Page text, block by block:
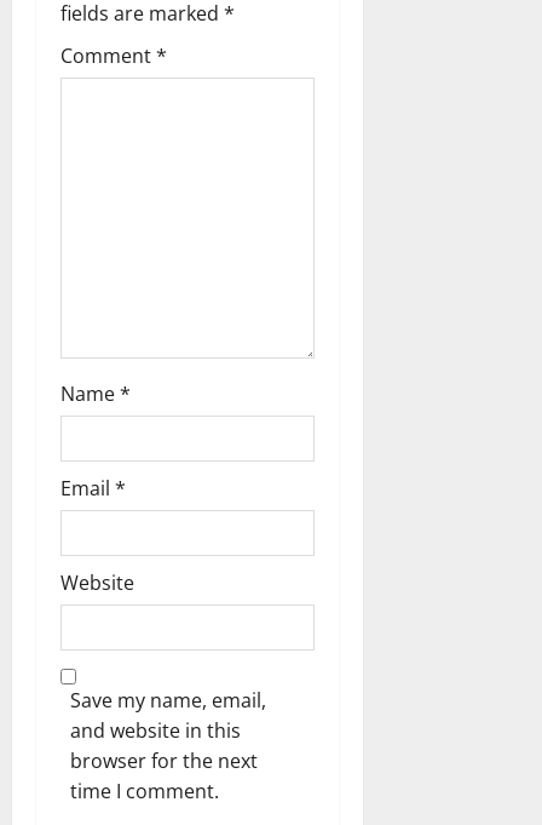
t
i
fields are marked *
Comment*
Name*
Email *
Website
Save my name, email,
and website in this
browser for the next
time I comment.